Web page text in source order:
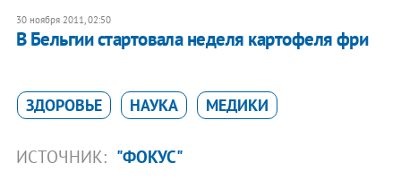
30 ноября 2011, 02:50
В Бельгии стартовала неделя картофеля фри
ЗДОРОВЬЕ НАУКА МЕДИКИ
ИСТОЧНИК: "ФОКУС"